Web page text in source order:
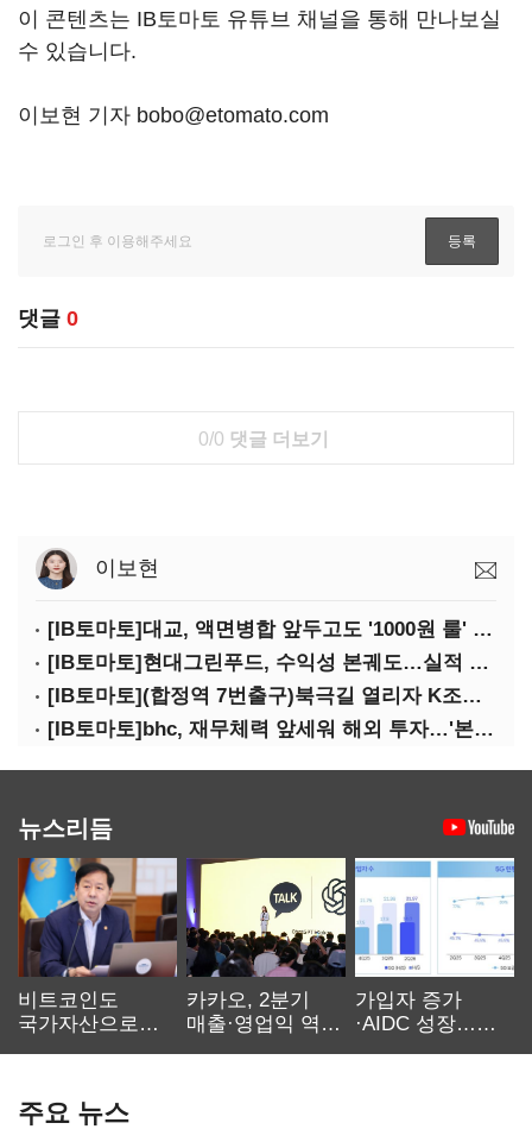
이 콘텐츠는 IB토마토 유튜브 채널을 통해 만나보실
수 있습니다.
이보현 기자 bobo@etomato.com
댓글 0
0/0 댓글 더보기
이보현
[IB토마토]대교, 액면병합 앞두고도 '1000원 룰' 경고장…상장유지 시험대
[IB토마토]현대그린푸드, 수익성 본궤도…실적 개선에 주주환원까지
[IB토마토](합정역 7번출구)북극길 열리자 K조선 뜬다
[IB토마토]bhc, 재무체력 앞세워 해외 투자…'본게임' 속도
뉴스리듬
비트코인도
국가자산으로…'
카카오, 2분기
매출·영업익 역대
가입자 증가
·AIDC 성장…
주요 뉴스